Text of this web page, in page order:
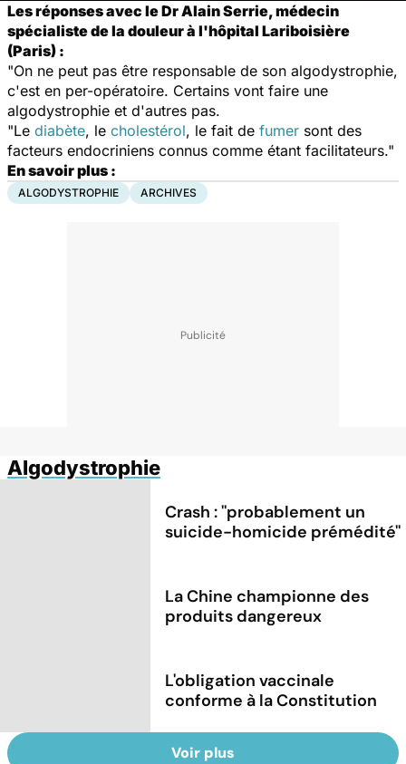
Les réponses avec le Dr Alain Serrie, médecin
spécialiste de la douleur à l'hôpital Lariboisière
(Paris) :
"On ne peut pas être responsable de son algodystrophie,
c'est en per-opératoire. Certains vont faire une
algodystrophie et d'autres pas.
"Le diabète, le cholestérol, le fait de fumer sont des
facteurs endocriniens connus comme étant facilitateurs."
En savoir plus :
ALGODYSTROPHIE ARCHIVES
Algodystrophie
Crash : ''probablement un
suicide-homicide prémédité''
La Chine championne des
produits dangereux
L'obligation vaccinale
conforme à la Constitution
Voir plus